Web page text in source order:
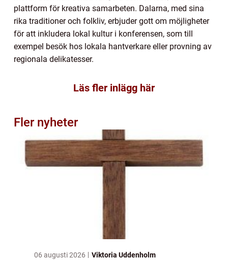
plattform för kreativa samarbeten. Dalarna, med sina
rika traditioner och folkliv, erbjuder gott om möjligheter
för att inkludera lokal kultur i konferensen, som till
exempel besök hos lokala hantverkare eller provning av
regionala delikatesser.
Läs fler inlägg här
Fler nyheter
06 augusti 2026 Viktoria Uddenholm